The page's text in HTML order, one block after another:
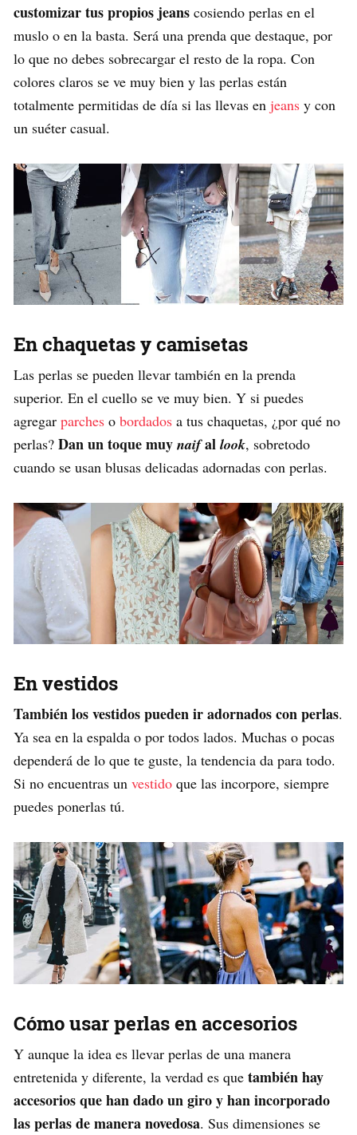
customizar tus propios jeans cosiendo perlas en el
muslo o en la basta. Será una prenda que destaque, por
lo que no debes sobrecargar el resto de la ropa. Con
colores claros se ve muy bien y las perlas están
totalmente permitidas de día si las llevas en jeans y con
un suéter casual.
En chaquetas y camisetas
Las perlas se pueden llevar también en la prenda
superior. En el cuello se ve muy bien. Y si puedes
agregar parches o bordados a tus chaquetas, ¿por qué no
perlas? Dan un toque muy naifal look, sobretodo
cuando se usan blusas delicadas adornadas con perlas.
En vestidos
También los vestidos pueden ir adornados con perlas.
Ya sea en la espalda o por todos lados. Muchas o pocas
dependerá de lo que te guste, la tendencia da para todo.
Si no encuentras un vestido que las incorpore, siempre
puedes ponerlas tú.
Cómo usar perlas en accesorios
Y aunque la idea es llevar perlas de una manera
entretenida y diferente, la verdad es que también hay
accesorios que han dado un giro y han incorporado
las perlas de manera novedosa. Sus dimensiones se